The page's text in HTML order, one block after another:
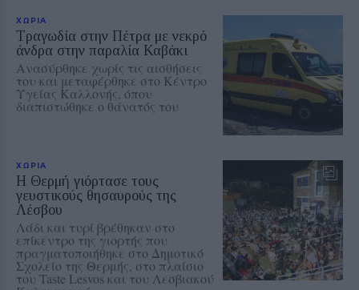
ΧΩΡΙΑ
Τραγωδία στην Πέτρα με νεκρό
άνδρα στην παραλία Καβάκι
Ανασύρθηκε χωρίς τις αισθήσεις
του και μεταφέρθηκε στο Κέντρο
Υγείας Καλλονής, όπου
διαπιστώθηκε ο θάνατός του
ΧΩΡΙΑ
Η Θερμή γιόρτασε τους
γευστικούς θησαυρούς της
Λέσβου
Λάδι και τυρί βρέθηκαν στο
επίκεντρο της γιορτής που
πραγματοποιήθηκε στο Δημοτικό
Σχολείο της Θερμής, στο πλαίσιο
του Taste Lesvos και του Λεσβιακού